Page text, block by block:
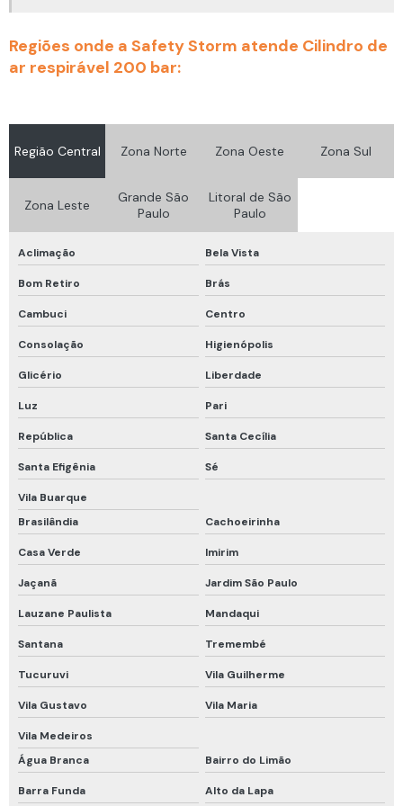
Equipamento para trabalho em altura
Fit test ensaio de vedação
Fit test máscara
Fornecedor de detector de gases
Fornecedor de luvas de proteção
Luva de proteção térmica impermeável
Luvas de proteção epi
Luvas de proteção química
Luvas de proteção térmica
Luvas para proteção das mãos contra agentes abrasivos e escoriantes
Luvas para proteção das mãos contra agentes cortantes e perfurantes
Luvas para proteção das mãos contra agentes químicos
Luvas proteção térmica calor
Maca mamute rígida
Macacão de proteção química
Manutenção de cilindros de ar respirável
Manutenção de detector de gases
Máscara de fuga
Máscara de fuga drager
Regiões onde a Safety Storm atende Cilindro de
ar respirável 200 bar:
Região Central Zona Norte Zona Oeste Zona Sul
Zona Leste
Grande São
Paulo
Litoral de São
Paulo
Aclimação Bela Vista
Bom Retiro Brás
Cambuci Centro
Consolação Higienópolis
Glicério Liberdade
Luz Pari
República Santa Cecília
Santa Efigênia Sé
Vila Buarque
Brasilândia
Cachoeirinha
Casa Verde Imirim
Jaçanã Jardim São Paulo
Lauzane Paulista Mandaqui
Santana Tremembé
Tucuruvi Vila Guilherme
Vila Gustavo Vila Maria
Vila Medeiros
Água Branca
Bairro do Limão
Barra Funda Alto da Lapa